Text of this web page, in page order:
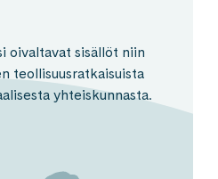
oivaltavat sisällöt niin
teollisuusratkaisuista
yhteiskunnasta.